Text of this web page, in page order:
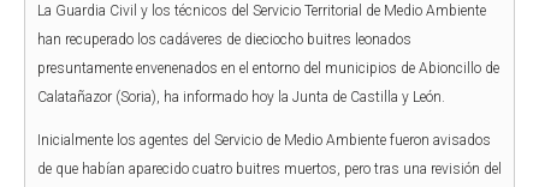
La Guardia Civil y los técnicos del Servicio Territorial de Medio Ambiente
han recuperado los cadáveres de dieciocho buitres leonados
presuntamente envenenados en el entorno del municipios de Abioncillo de
Calatañazor (Soria), ha informado hoy la Junta de Castilla y León.
Inicialmente los agentes del Servicio de Medio Ambiente fueron avisados
de que habían aparecido cuatro buitres muertos, pero tras una revisión del